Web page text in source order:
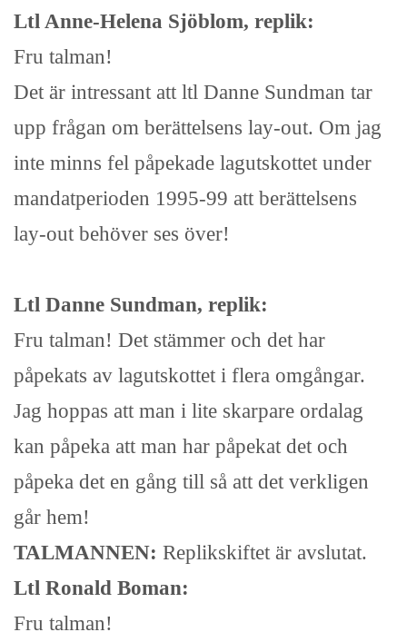
Ltl Anne-Helena Sjöblom, replik:
Fru talman!
Det är intressant att ltl Danne Sundman tar
upp frågan om berättelsens lay-out. Om jag
inte minns fel påpekade lagutskottet under
mandatperioden 1995-99 att berättelsens
lay-out behöver ses över!
Ltl Danne Sundman, replik:
Fru talman! Det stämmer och det har
påpekats av lagutskottet i flera omgångar.
Jag hoppas att man i lite skarpare ordalag
kan påpeka att man har påpekat det och
påpeka det en gång till så att det verkligen
går hem!
TALMANNEN: Replikskiftet är avslutat.
Ltl Ronald Boman:
Fru talman!